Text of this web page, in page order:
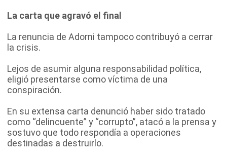
La carta que agravó el final
La renuncia de Adorni tampoco contribuyó a cerrar
la crisis.
Lejos de asumir alguna responsabilidad política,
eligió presentarse como víctima de una
conspiración.
En su extensa carta denunció haber sido tratado
como “delincuente” y “corrupto”, atacó a la prensa y
sostuvo que todo respondía a operaciones
destinadas a destruirlo.